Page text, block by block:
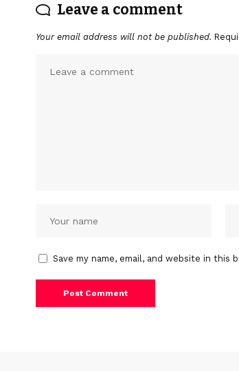
Leave a comment
Your email address will not be published.
Save my name, email, and website in